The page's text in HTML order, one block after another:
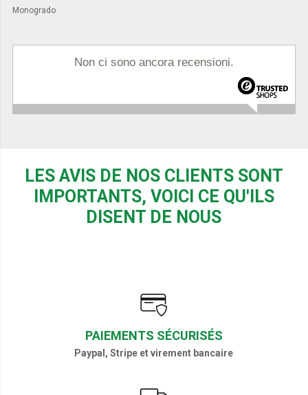
Monogrado
Non ci sono ancora recensioni.
LES AVIS DE NOS CLIENTS SONT
IMPORTANTS, VOICI CE QU'ILS
DISENT DE NOUS
PAIEMENTS SÉCURISÉS
Paypal, Stripe et virement bancaire